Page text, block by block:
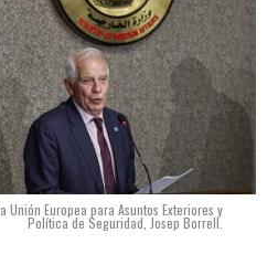
Unión Europea para Asuntos Exteriores y
Política de Seguridad, Josep Borrell.